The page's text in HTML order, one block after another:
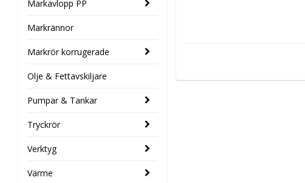
Markavlopp PP
Markrännor
Markrör korrugerade
Olje & Fettavskiljare
Pumpar & Tankar
Tryckrör
Verktyg
Värme